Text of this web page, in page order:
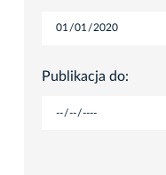
Publikacja do: